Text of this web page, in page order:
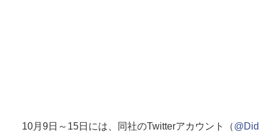
10月9日～15日には、同社のTwitterアカウント（@Did